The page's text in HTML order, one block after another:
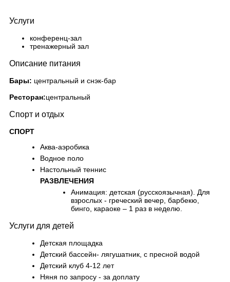
Услуги
конференц-зал
тренажерный зал
Описание питания
Бары: центральный и снэк-бар
Ресторан:центральный
Спорт и отдых
СПОРТ
Аква-аэробика
Водное поло
Настольный теннис
РАЗВЛЕЧЕНИЯ
Анимация: детская (русскоязычная). Для
взрослых - греческий вечер, барбекю,
бинго, караоке – 1 раз в неделю.
Услуги для детей
Детская площадка
Детский бассейн- лягушатник, с пресной водой
Детский клуб 4-12 лет
Няня по запросу - за доплату